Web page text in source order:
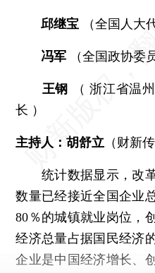
邱继宝 （全国人大
冯军 （全国政协委
王钢
（ 浙江省温
长 ）
主持人：胡舒立 （财新
统计数据显示，改革
数量已经接近全国企业
80％的城镇就业岗位，
经济总量占据国民经济
企业是中国经济增长、